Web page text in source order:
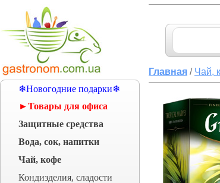
❄Новогодние подарки❄
►Товары для офиса
Защитные средства
Вода, сок, напитки
Чай, кофе
Кондизделия, сладости
Главная / Чай,